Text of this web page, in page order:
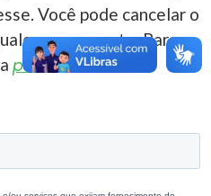
Você pode cancelar o
momento. Para
política de